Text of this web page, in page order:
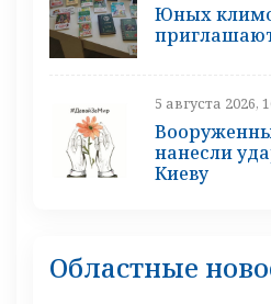
Юных
5 августа 2026,
нанесли
Киеву
Областные